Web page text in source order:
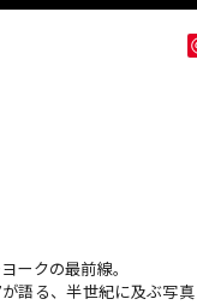
ークの最前線。
が語る、半世紀に及ぶ写真